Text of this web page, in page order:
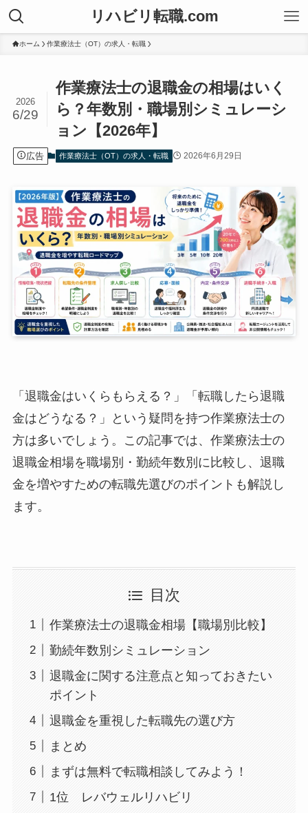
リハビリ転職.com
ホーム 作業療法士（OT）の求人・転職
作業療法士の退職金の相場はいく
ら？年数別・職場別シミュレーシ
ョン【2026年】
2026
6/29
広告 作業療法士（OT）の求人・転職 2026年6月29日
「退職金はいくらもらえる？」「転職したら退職
金はどうなる？」という疑問を持つ作業療法士の
方は多いでしょう。この記事では、作業療法士の
退職金相場を職場別・勤続年数別に比較し、退職
金を増やすための転職先選びのポイントも解説し
ます。
目次
作業療法士の退職金相場【職場別比較】
勤続年数別シミュレーション
退職金に関する注意点と知っておきたい
ポイント
退職金を重視した転職先の選び方
まとめ
まずは無料で転職相談してみよう！
1位 レバウェルリハビリ